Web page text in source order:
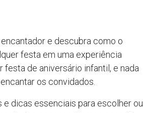
e descubra como o
festa em uma experiência
de aniversário infantil, e nada
os convidados.
dicas essenciais para escolher ou